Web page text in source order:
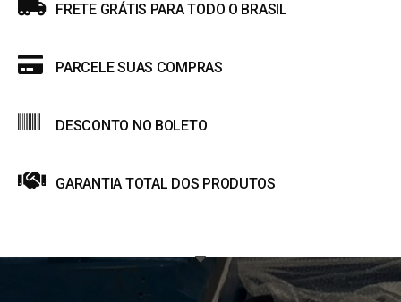
FRETE GRÁTIS PARA TODO O BRASIL
PARCELE SUAS COMPRAS
DESCONTO NO BOLETO
GARANTIA TOTAL DOS PRODUTOS